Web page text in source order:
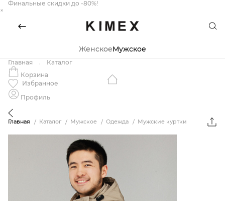
Финальные скидки до -80%!
×
ЖенскоеМужское
Главная
Каталог
Корзина
Избранное
Профиль
Главная Каталог Мужское Одежда Мужские куртки